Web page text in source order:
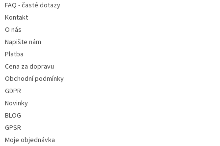
FAQ - časté dotazy
Kontakt
O nás
Napište nám
Platba
Cena za dopravu
Obchodní podmínky
GDPR
Novinky
BLOG
GPSR
Moje objednávka